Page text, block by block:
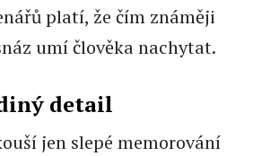
platí, že čím známěji
umí člověka nachytat.
detail
jen slepé memorování